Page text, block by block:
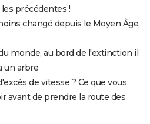
précédentes !
changé depuis le Moyen Âge,
monde, au bord de l'extinction il
un arbre
de vitesse ? Ce que vous
avant de prendre la route des